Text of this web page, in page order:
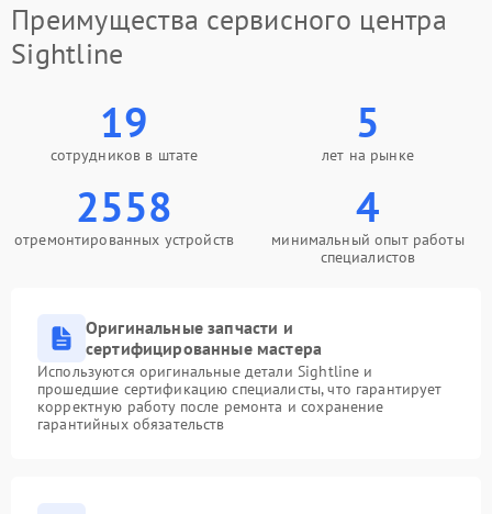
Преимущества сервисного центра
Sightline
19
сотрудников в штате
5
лет на рынке
2558
отремонтированных устройств
4
минимальный опыт работы
специалистов
Оригинальные запчасти и
сертифицированные мастера
Используются оригинальные детали Sightline и
прошедшие сертификацию специалисты, что гарантирует
корректную работу после ремонта и сохранение
гарантийных обязательств